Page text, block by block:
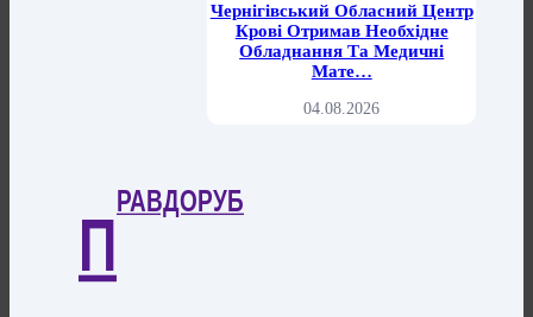
Чернігівський Обласний Центр
Крові Отримав Необхідне
Обладнання Та Медичні
Мате…
04.08.2026
П
РАВДОРУБ